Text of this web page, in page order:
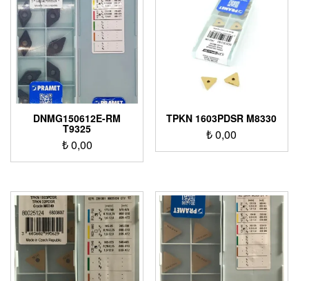
DNMG150612E-RM
T9325
₺0,00
TPKN 1603PDSR M8330
₺0,00